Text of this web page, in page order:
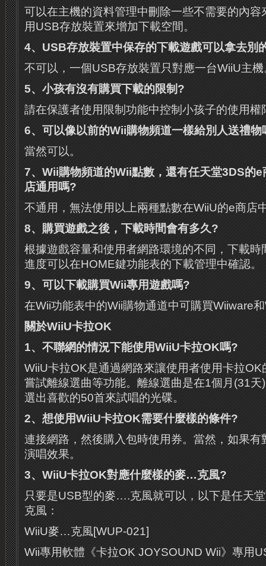
可以在主機的資料管理中刪除一些不需要的內容
用USB存放裝置來增加下載空間。
4、 USB存放裝置中保存的下載遊戲可以拿去別
不可以，一個USB存放裝置只對應一台WiiU主機
5、小孩有沒有購買下載的限制 ?
請在保護者使用限制功能中控制小孩子的使用權
6、可以像以前的Wii購物頻道一樣給別人送禮物
當然可以。
7、 Wii購物頻道的Wii點數，還有任天堂3DS的e
店通用嗎?
不通用，無法使用以上兩種點數在WiiU的e商店
8、購買遊戲之後，下載時間會有多久?
根據遊戲容量和使用者網路環境的不同，下載時
進度可以在HOME鍵功能表的下載管理中確認。
9、可以下載購買Wii專用遊戲嗎?
在Wii功能表中的Wii購物通道中可購買Wiiware
關於WiiU卡拉OK
1、不聯網的情況下能使用WiiU卡拉OK嗎?
WiiU卡拉OK是通過網路來讓使用者使用卡拉
嘗試離線選曲等功能。離線選曲是在1個月(31
選出喜歡的50首來試唱的光碟。
2、想使用WiiU卡拉OK需要什麼樣的條件?
連接網路，然後購入包時使用券。當然，如果有
演唱效果。
3、 WiiU卡拉OK對應什麼樣的麥…克風?
只要是USB型的麥….克風就可以，以下是任天
克風：
WiiU麥…克風[WUP-021]
Wii專用軟體《卡拉OK JOYSOUND Wii》專用